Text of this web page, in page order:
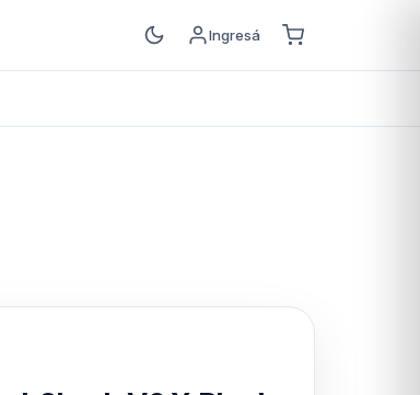
Ingresá